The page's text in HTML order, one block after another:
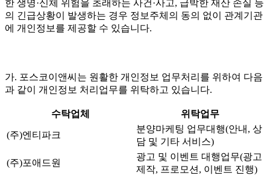
한 생명·신체 위험을 초래하는 사건·사고, 급박한 재산 손실 등
의 긴급상황이 발생하는 경우 정보주체의 동의 없이 관계기관
에 개인정보를 제공할 수 있습니다.
가. 포스코이앤씨는 원활한 개인정보 업무처리를 위하여 다음
과 같이 개인정보 처리업무를 위탁하고 있습니다.
수탁업체 위탁업무
(주)엔티파크
분양마케팅 업무대행(안내, 상
담 및 기타 서비스)
(주)포애드원
광고 및 이벤트 대행업무(광고
제작, 프로모션, 이벤트 진행)